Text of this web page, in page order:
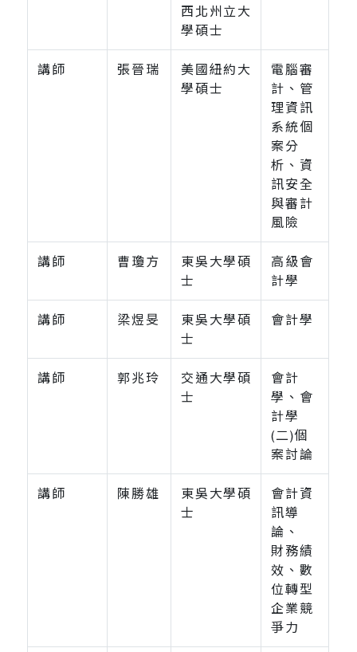
西北州立大
學碩士
講師 張晉瑞
美國紐約大
學碩士
電腦審
計、管
理資訊
系統個
案分
析、資
訊安全
與審計
風險
講師 曹瓊方
東吳大學碩
士
高級會
計學
講師 梁煜旻
東吳大學碩
士
會計學
講師 郭兆玲
交通大學碩
士
會計
學、會
計學
(二)個
案討論
講師 陳勝雄
東吳大學碩
士
會計資
訊導
論、
財務績
效、數
位轉型
企業競
爭力